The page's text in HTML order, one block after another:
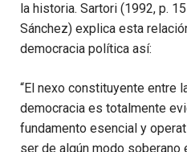
la historia. Sartori (1992, p.
Sánchez) explica esta
democracia política así:
“El nexo constituyente entre
democracia es totalmente
fundamento esencial y
ser de algún modo soberano